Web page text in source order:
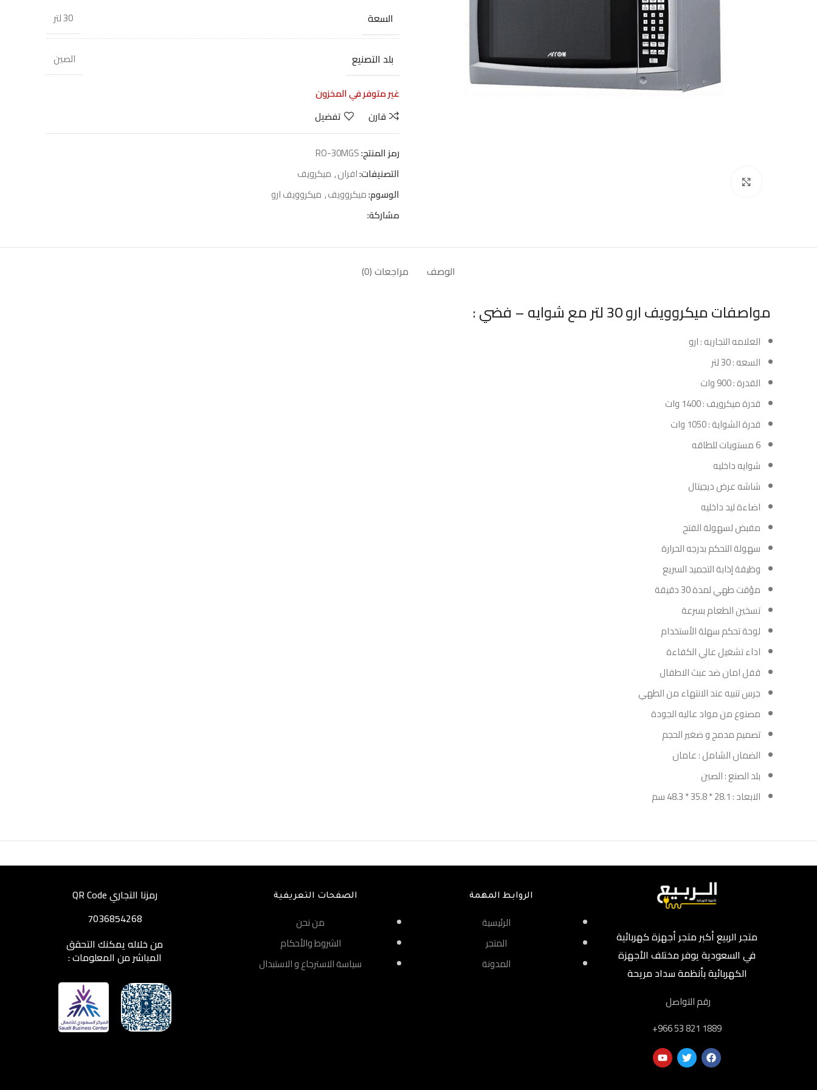
السعة 30 لتر
بلد التصنيع
الصين
غير متوفر في المخزون
قارن
تفضيل
رمز المنتج:RO-30MGS
التصنيفات:افران, ميكرويف
الوسوم:ميكروويف, ميكروويف ارو
مشاركة:
الوصف مراجعات (0)
مواصفات ميكروويف ارو 30 لتر مع شوايه – فضي :
العلامه التجاريه : ارو
السعه : 30 لتر
القدرة : 900 وات
قدرة ميكرويف : 1400 وات
قدرة الشواية : 1050 وات
6 مستويات للطاقه
شوايه داخليه
شاشه عرض ديجيتال
اضاءة ليد داخليه
مقبض لسهولة الفتح
سهولة التحكم بدرجه الحرارة
وظيفة إذابة التجميد السريع
مؤقت طهي لمدة 30 دقيقة
تسخين الطعام بسرعة
لوحة تحكم سهلة الأستخدام
اداء تشغيل عالي الكفاءة
قفل امان ضد عبث الاطفال
جرس تنبيه عند الانتهاء من الطهي
مصنوع من مواد عاليه الجودة
تصميم مدمج و ضغير الحجم
الضمان الشامل : عامان
بلد الصنع : الصين
الابعاد : 28.1 * 35.8 * 48.3 سم
متجر الربيع أكبر متجر أجهزة كهربائية
في السعودية يوفر مختلف الأجهزة
الكهربائية بأنظمة سداد مريحة
رقم التواصل
‎+966 53 821 1889
الروابط المهمة
الرئيسية
المتجر
المدونة
الصفحات التعريفية
من نحن
الشروط والأحكام
سياسة الاسترجاع و الاستبدال
رمزنا التجاري QR Code
7036854268
من خلاله يمكنك التحقق
المباشر من المعلومات :